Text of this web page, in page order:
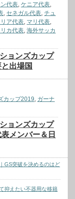
代表,ケニア代表,
, セネガル代表,チュ
ア代表, マリ代表,
カ代表,海外サッカ
ョンズカップ
出場国
カップ2019, ガーナ
ョンズカップ
メンバー＆日
GS突破を決めるのはど
抑えたい不器用な移籍